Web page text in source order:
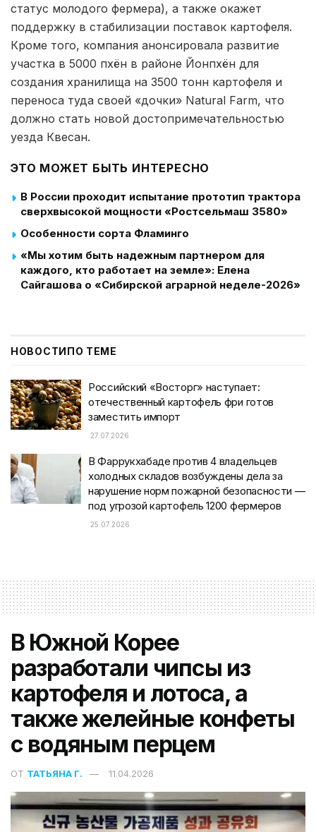
статус молодого фермера), а также окажет
поддержку в стабилизации поставок картофеля.
Кроме того, компания анонсировала развитие
участка в 5000 пхён в районе Йонпхён для
создания хранилища на 3500 тонн картофеля и
переноса туда своей «дочки» Natural Farm, что
должно стать новой достопримечательностью
уезда Квесан.
ЭТО МОЖЕТ БЫТЬ ИНТЕРЕСНО
В России проходит испытание прототип трактора
сверхвысокой мощности «Ростсельмаш 3580»
Особенности сорта Фламинго
«Мы хотим быть надежным партнером для
каждого, кто работает на земле»: Елена
Сайгашова о «Сибирской аграрной неделе-2026»
НОВОСТИПО ТЕМЕ
Российский «Восторг» наступает:
отечественный картофель фри готов
заместить импорт
27.07.2026
В Фаррукхабаде против 4 владельцев
холодных складов возбуждены дела за
нарушение норм пожарной безопасности —
под угрозой картофель 1200 фермеров
25.07.2026
В Южной Корее
разработали чипсы из
картофеля и лотоса, а
также желейные конфеты
с водяным перцем
ОТ ТАТЬЯНА Г. 11.04.2026